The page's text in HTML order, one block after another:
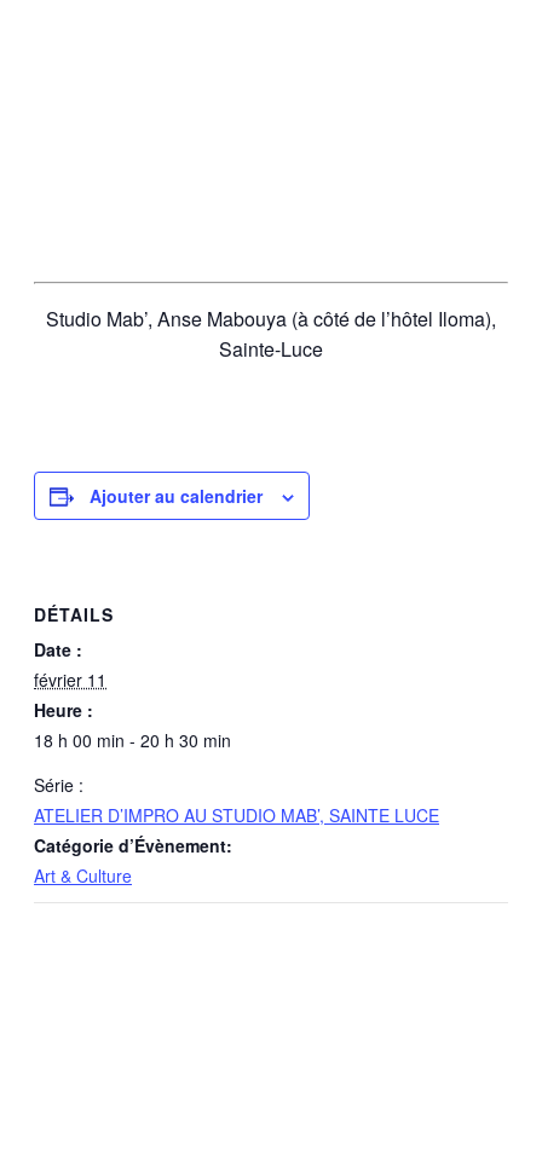
Studio Mab’, Anse Mabouya (à côté de l’hôtel Iloma),
Sainte-Luce
Ajouter au calendrier
DÉTAILS
Date :
février 11
Heure :
18 h 00 min - 20 h 30 min
Série :
ATELIER D’IMPRO AU STUDIO MAB’, SAINTE LUCE
Catégorie d’Évènement:
Art & Culture